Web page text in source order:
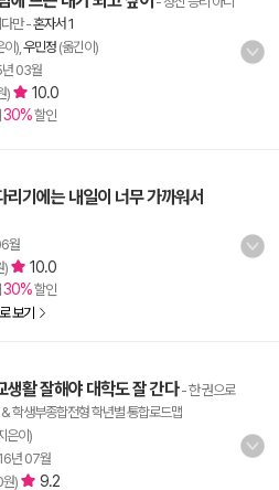
만-혼자서 1
), 우민정 (옮긴이)
03월
) 10.0
30%할인
기에는 내일이 너무 가까워서
월
) 10.0
30%할인
보기
생활 잘해야 대학도 잘 간다- 한 권으로
학생부종합전형 학년별 통합로드맵
은이)
년 07월
) 9.2